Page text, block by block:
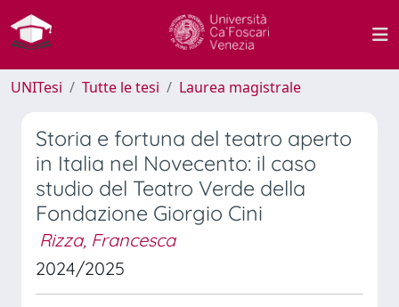
UNITesi Tutte le tesi Laurea magistrale
Storia e fortuna del teatro aperto
in Italia nel Novecento: il caso
studio del Teatro Verde della
Fondazione Giorgio Cini
Rizza, Francesca
2024/2025